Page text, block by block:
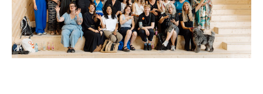
Mitglieder-Login
Anmeldung